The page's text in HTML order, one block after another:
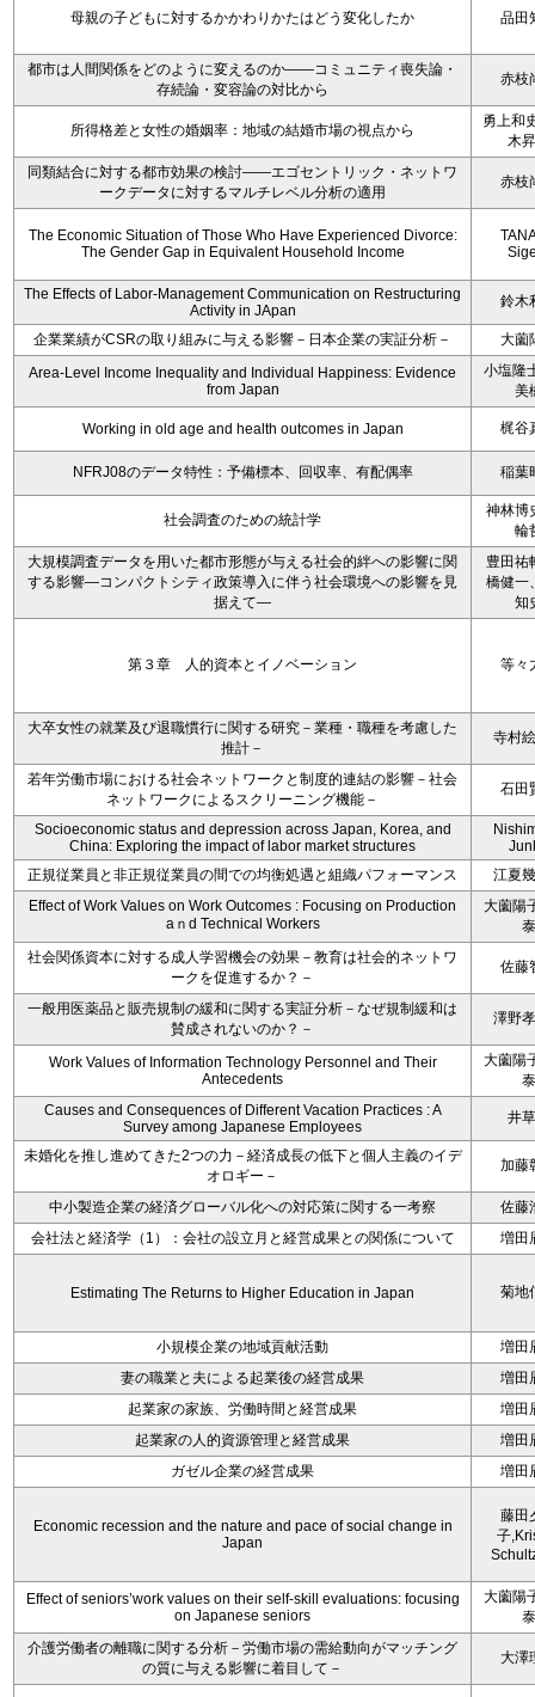
母親の子どもに対するかかわりかたはどう変化したか 品田
都市は人間関係をどのように変えるのか――コミュニティ喪失論・
存続論・変容論の対比から
赤枝
所得格差と女性の婚姻率：地域の結婚市場の視点から
勇上和
木
同類結合に対する都市効果の検討――エゴセントリック・ネットワ
ークデータに対するマルチレベル分析の適用
赤枝
The Economic Situation of Those Who Have Experienced Divorce:
The Gender Gap in Equivalent Household Income
The Effects of Labor-Management Communication on Restructuring
Activity in JApan
鈴木
企業業績がCSRの取り組みに与える影響－日本企業の実証分析－
大薗
Area-Level Income Inequality and Individual Happiness: Evidence
from Japan
小塩隆
美
Working in old age and health outcomes in Japan 梶谷
NFRJ08のデータ特性：予備標本、回収率、有配偶率 稲葉
社会調査のための統計学
神林博
輪
大規模調査データを用いた都市形態が与える社会的絆への影響に関
する影響―コンパクトシティ政策導入に伴う社会環境への影響を見
据えて―
豊田祐
橋健一
知
第３章 人的資本とイノベーション 等々
大卒女性の就業及び退職慣行に関する研究－業種・職種を考慮した
推計－
寺村
若年労働市場における社会ネットワークと制度的連結の影響－社会
ネットワークによるスクリーニング機能－
石田
Socioeconomic status and depression across Japan, Korea, and
China: Exploring the impact of labor market structures
正規従業員と非正規従業員の間での均衡処遇と組織パフォーマンス
江夏
Effect of Work Values on Work Outcomes : Focusing on Production
aｎd Technical Workers
大薗陽
泰
社会関係資本に対する成人学習機会の効果－教育は社会的ネットワ
ークを促進するか？－
佐藤
一般用医薬品と販売規制の緩和に関する実証分析－なぜ規制緩和は
賛成されないのか？－
澤野
Work Values of Information Technology Personnel and Their
Antecedents
大薗陽
泰
Causes and Consequences of Different Vacation Practices : A
Survey among Japanese Employees
井
未婚化を推し進めてきた2つの力－経済成長の低下と個人主義のイデ
オロギー－
加藤
中小製造企業の経済グローバル化への対応策に関する一考察
佐藤
会社法と経済学（1）：会社の設立月と経営成果との関係について
増田
Estimating The Returns to Higher Education in Japan 菊地
小規模企業の地域貢献活動
増田
妻の職業と夫による起業後の経営成果
増田
起業家の家族、労働時間と経営成果
増田
起業家の人的資源管理と経営成果
増田
ガゼル企業の経営成果
増田
Economic recession and the nature and pace of social change in
Japan
藤田
子
Effect of seniors’work values on their self-skill evaluations: focusing
on Japanese seniors
大薗陽
泰
介護労働者の離職に関する分析－労働市場の需給動向がマッチング
の質に与える影響に着目して－
大澤